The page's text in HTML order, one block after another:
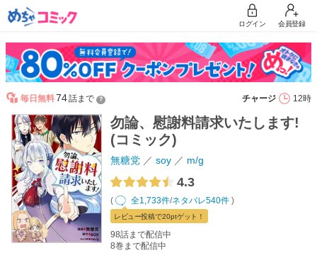
ログイン 会員登録
毎日無料74話まで ？ チャージ 12時
勿論、慰謝料請求いたします!
(コミック)
無糖党 soy m/g
4.3
( 全1,733件/ネタバレ540件 )
レビュー投稿で20ptゲット！
98話まで配信中
8巻まで配信中